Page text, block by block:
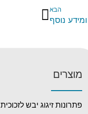
הבא
נוסף
מוצרים
פתרונות זיגוג יבש לזכוכית